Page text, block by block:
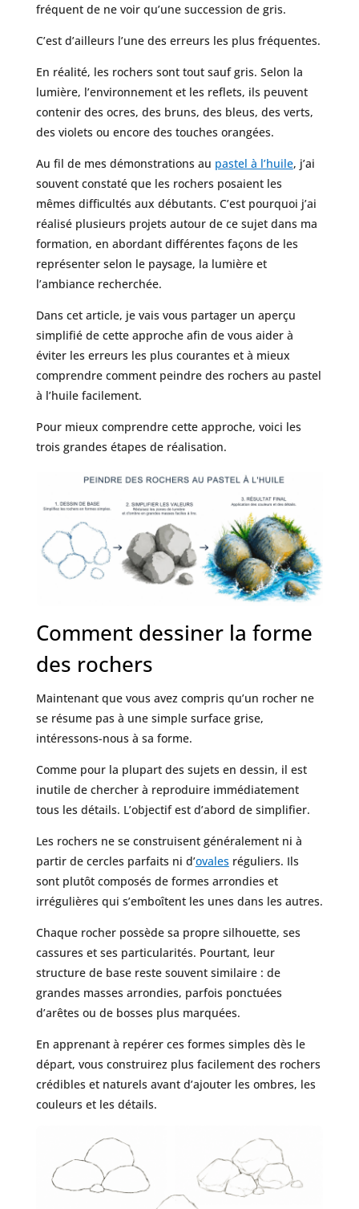
fréquent de ne voir qu’une succession de gris.
C’est d’ailleurs l’une des erreurs les plus fréquentes.
En réalité, les rochers sont tout sauf gris. Selon la
lumière, l’environnement et les reflets, ils peuvent
contenir des ocres, des bruns, des bleus, des verts,
des violets ou encore des touches orangées.
Au fil de mes démonstrations au pastel à l’huile, j’ai
souvent constaté que les rochers posaient les
mêmes difficultés aux débutants. C’est pourquoi j’ai
réalisé plusieurs projets autour de ce sujet dans ma
formation, en abordant différentes façons de les
représenter selon le paysage, la lumière et
l’ambiance recherchée.
Dans cet article, je vais vous partager un aperçu
simplifié de cette approche afin de vous aider à
éviter les erreurs les plus courantes et à mieux
comprendre comment peindre des rochers au pastel
à l’huile facilement.
Pour mieux comprendre cette approche, voici les
trois grandes étapes de réalisation.
Comment dessiner la forme
des rochers
Maintenant que vous avez compris qu’un rocher ne
se résume pas à une simple surface grise,
intéressons-nous à sa forme.
Comme pour la plupart des sujets en dessin, il est
inutile de chercher à reproduire immédiatement
tous les détails. L’objectif est d’abord de simplifier.
Les rochers ne se construisent généralement ni à
partir de cercles parfaits ni d’ovalesréguliers. Ils
sont plutôt composés de formes arrondies et
irrégulières qui s’emboîtent les unes dans les autres.
Chaque rocher possède sa propre silhouette, ses
cassures et ses particularités. Pourtant, leur
structure de base reste souvent similaire : de
grandes masses arrondies, parfois ponctuées
d’arêtes ou de bosses plus marquées.
En apprenant à repérer ces formes simples dès le
départ, vous construirez plus facilement des rochers
crédibles et naturels avant d’ajouter les ombres, les
couleurs et les détails.